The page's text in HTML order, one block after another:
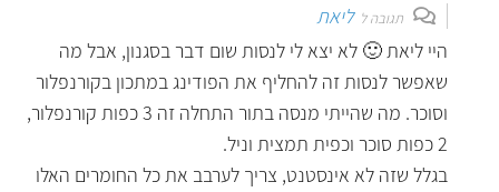
תגובה לליאת
היי ליאת 🙂 לא יצא לי לנסות שום דבר בסגנון, אבל מה
שאפשר לנסות זה להחליף את הפודינג במתכון בקורנפלור
וסוכר. מה שהייתי מנסה בתור התחלה זה 3 כפות קורנפלור,
2 כפות סוכר וכפית תמצית וניל.
בגלל שזה לא אינסטנט, צריך לערבב את כל החומרים האלו